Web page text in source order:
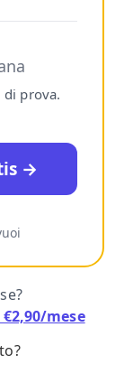
di prova.
→
mese